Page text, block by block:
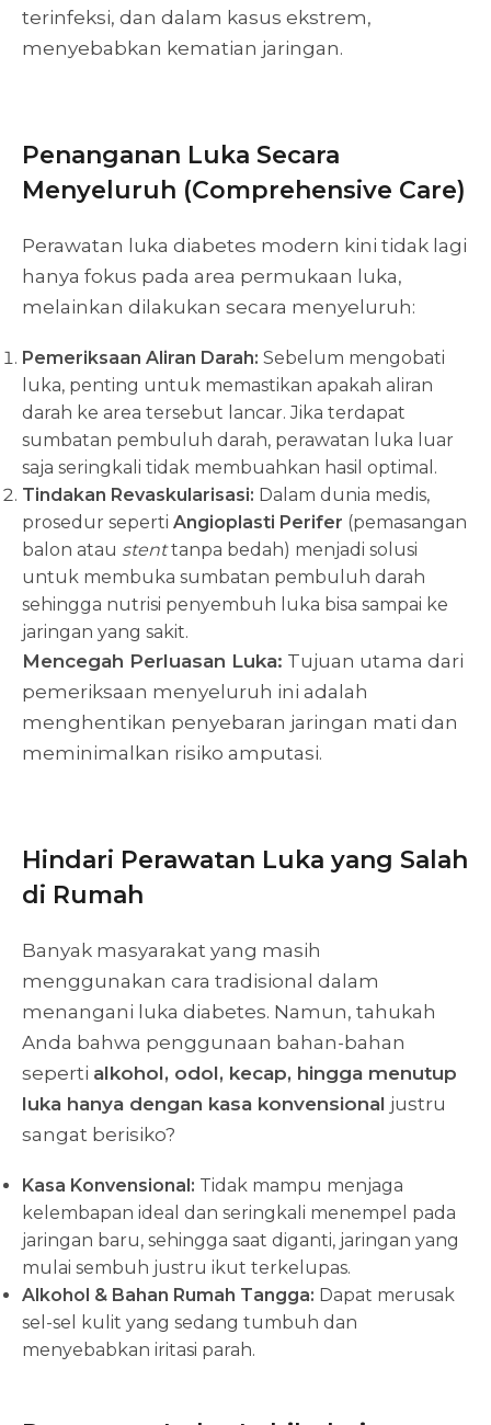
terinfeksi, dan dalam kasus ekstrem,
menyebabkan kematian jaringan.
Penanganan Luka Secara
Menyeluruh (Comprehensive Care)
Perawatan luka diabetes modern kini tidak lagi
hanya fokus pada area permukaan luka,
melainkan dilakukan secara menyeluruh:
Pemeriksaan Aliran Darah: Sebelum mengobati
luka, penting untuk memastikan apakah aliran
darah ke area tersebut lancar. Jika terdapat
sumbatan pembuluh darah, perawatan luka luar
saja seringkali tidak membuahkan hasil optimal.
Tindakan Revaskularisasi: Dalam dunia medis,
prosedur seperti Angioplasti Perifer (pemasangan
balon atau stenttanpa bedah) menjadi solusi
untuk membuka sumbatan pembuluh darah
sehingga nutrisi penyembuh luka bisa sampai ke
jaringan yang sakit.
Mencegah Perluasan Luka: Tujuan utama dari
pemeriksaan menyeluruh ini adalah
menghentikan penyebaran jaringan mati dan
meminimalkan risiko amputasi.
Hindari Perawatan Luka yang Salah
di Rumah
Banyak masyarakat yang masih
menggunakan cara tradisional dalam
menangani luka diabetes. Namun, tahukah
Anda bahwa penggunaan bahan-bahan
seperti alkohol, odol, kecap, hingga menutup
luka hanya dengan kasa konvensional justru
sangat berisiko?
Kasa Konvensional: Tidak mampu menjaga
kelembapan ideal dan seringkali menempel pada
jaringan baru, sehingga saat diganti, jaringan yang
mulai sembuh justru ikut terkelupas.
Alkohol & Bahan Rumah Tangga: Dapat merusak
sel-sel kulit yang sedang tumbuh dan
menyebabkan iritasi parah.